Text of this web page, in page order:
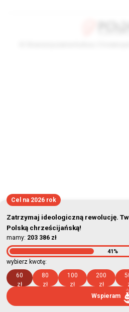
Cel na 2026 rok
Zatrzymaj ideologiczną rewolucję.
Polską chrześcijańską!
mamy: 203 386 zł
41%
wybierz kwotę:
60
zł
80
zł
100
zł
200
zł
Wspieram